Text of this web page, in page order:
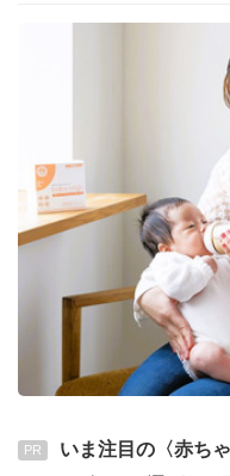
PR
いま注目の〈赤ち